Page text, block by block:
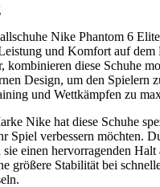
Nike Phantom 6
und Komfort auf
kombinieren diese Schuhe
Design, um den Spielern
und Wettkämpfen zu
Nike hat diese Schuhe
Spiel verbessern möchten.
sie einen hervorragenden
größere Stabilität bei